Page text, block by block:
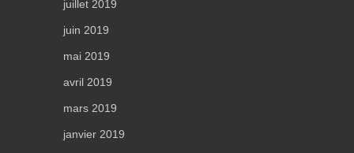
juillet 2019
juin 2019
mai 2019
avril 2019
mars 2019
janvier 2019